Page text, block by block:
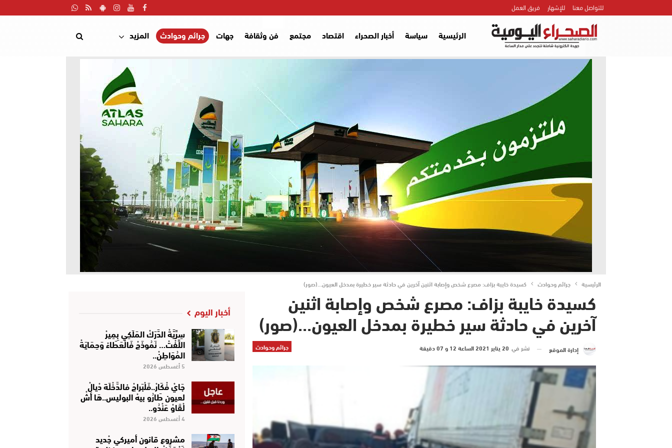
للتواصل معنا للإشهار فريق العمل
الرئيسية سياسة أخبار الصحراء اقتصاد مجتمع فن وثقافة جهات جرائم وحوادث المزيد
الرئيسية جرائم وحوادث كسيدة خايبة بزاف: مصرع شخص وإصابة اثنين آخرين في حادثة سير خطيرة بمدخل العيون…(صور)
كسيدة خايبة بزاف: مصرع شخص وإصابة اثنين
آخرين في حادثة سير خطيرة بمدخل العيون…(صور)
جرائم وحوادث إدارة الموقع نشر في 20 يناير 2021 الساعة 12 و 07 دقيقة
أخبار اليوم
سِرِّيَّةْ الدَّرَكْ المَلَكِي بِمِيرْ
اللِّفْتْ… نَمُوذَجْ فَالْعَطَاءْ وَحِمَايَةْ
المُوَاطِنْ..
5 أغسطس 2026
جَايْ فْكَارْ..فَلْبَراجْ فالدَّخْلَة دْيالْ
لعيون طَارُو بيهْ البوليس..هَا أشْ
لْقَاوْ عَنْدُو..
4 أغسطس 2026
مشروع قانون أميركي جْديد